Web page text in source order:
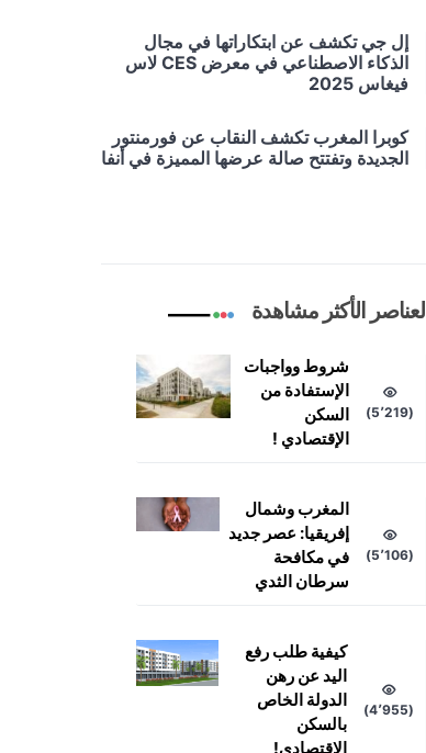
إل جي تكشف عن ابتكاراتها في مجال
الذكاء الاصطناعي في معرض CES لاس
فيغاس 2025
كوبرا المغرب تكشف النقاب عن فورمنتور
الجديدة وتفتتح صالة عرضها المميزة في أنفا
العناصر الأكثر مشاهدة
شروط وواجبات
الإستفادة من
السكن
الإقتصادي !
(5٬219)
المغرب وشمال
إفريقيا: عصر جديد
في مكافحة
سرطان الثدي
(5٬106)
كيفية طلب رفع
اليد عن رهن
الدولة الخاص
بالسكن
الاقتصادي!
(4٬955)